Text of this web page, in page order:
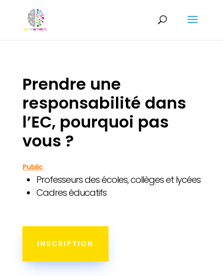
Prendre une
responsabilité dans
l’EC, pourquoi pas
vous ?
Public :
Professeurs des écoles, collèges et lycées
Cadres éducatifs
INSCRIPTION